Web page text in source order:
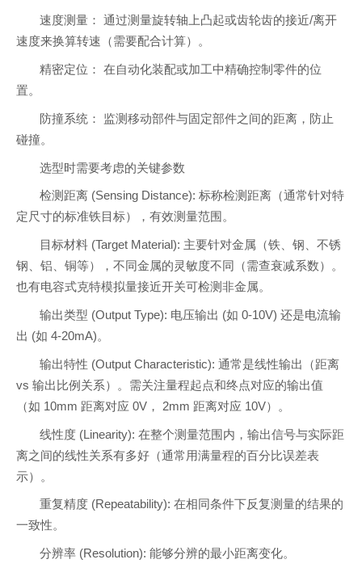
速度测量： 通过测量旋转轴上凸起或齿轮齿的接近/离开
速度来换算转速（需要配合计算）。
精密定位： 在自动化装配或加工中精确控制零件的位
置。
防撞系统： 监测移动部件与固定部件之间的距离，防止
碰撞。
选型时需要考虑的关键参数
检测距离 (Sensing Distance): 标称检测距离（通常针对特
定尺寸的标准铁目标），有效测量范围。
目标材料 (Target Material): 主要针对金属（铁、钢、不锈
钢、铝、铜等），不同金属的灵敏度不同（需查衰减系数）。
也有电容式克特模拟量接近开关可检测非金属。
输出类型 (Output Type): 电压输出 (如 0-10V) 还是电流输
出 (如 4-20mA)。
输出特性 (Output Characteristic): 通常是线性输出（距离
vs 输出比例关系）。需关注量程起点和终点对应的输出值
（如 10mm 距离对应 0V， 2mm 距离对应 10V）。
线性度 (Linearity): 在整个测量范围内，输出信号与实际距
离之间的线性关系有多好（通常用满量程的百分比误差表
示）。
重复精度 (Repeatability): 在相同条件下反复测量的结果的
一致性。
分辨率 (Resolution): 能够分辨的最小距离变化。